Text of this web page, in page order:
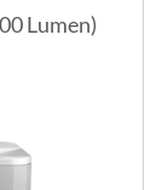
Lumen)